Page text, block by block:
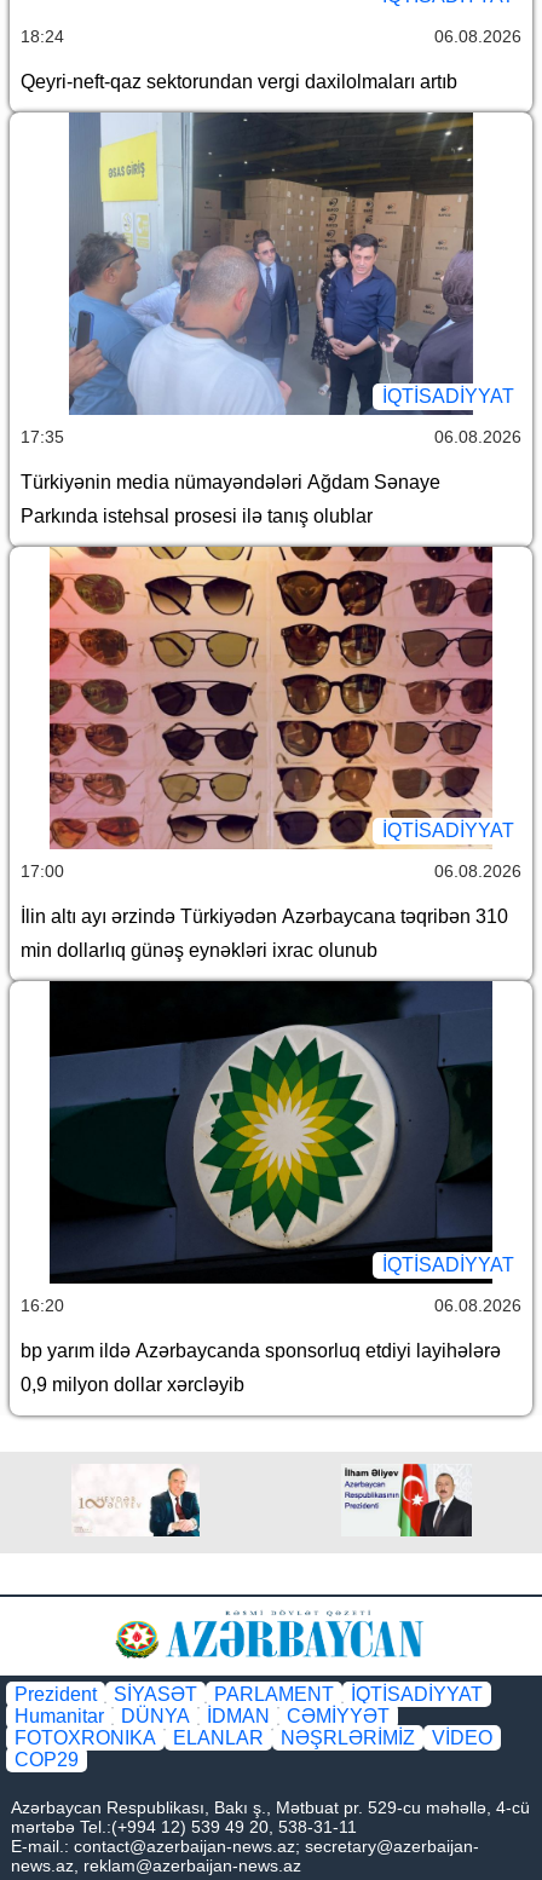
18:24 06.08.2026
Qeyri-neft-qaz sektorundan vergi daxilolmaları artıb
İQTİSADİYYAT
17:35 06.08.2026
Türkiyənin media nümayəndələri Ağdam Sənaye
Parkında istehsal prosesi ilə tanış olublar
İQTİSADİYYAT
17:00 06.08.2026
İlin altı ayı ərzində Türkiyədən Azərbaycana təqribən 310
min dollarlıq günəş eynəkləri ixrac olunub
İQTİSADİYYAT
16:20 06.08.2026
bp yarım ildə Azərbaycanda sponsorluq etdiyi layihələrə
0,9 milyon dollar xərcləyib
Prezident SİYASƏT PARLAMENT
İQTİSADİYYAT
Humanitar
DÜNYA İDMAN
CƏMİYYƏT
FOTOXRONIKA
ELANLAR NƏŞRLƏRİMİZ
VİDEO
COP29
Azərbaycan Respublikası, Bakı ş., Mətbuat pr. 529-cu məhəllə, 4-cü
mərtəbə Tel.:(+994 12) 539 49 20, 538-31-11
E-mail.: contact@azerbaijan-news.az; secretary@azerbaijan-
news.az, reklam@azerbaijan-news.az